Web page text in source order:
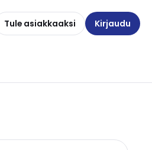
Tule asiakkaaksi Kirjaudu